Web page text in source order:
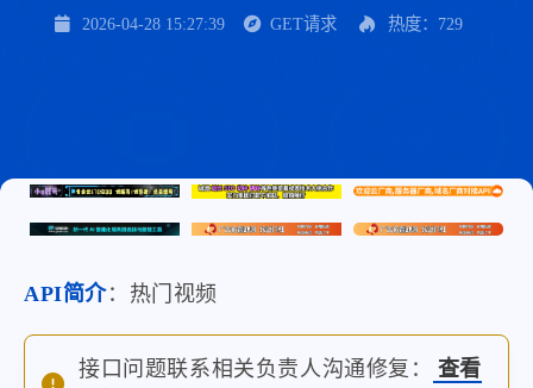
2026-04-28 15:27:39 GET请求 热度：729
API简介：热门视频
接口问题联系相关负责人沟通修复：
查看